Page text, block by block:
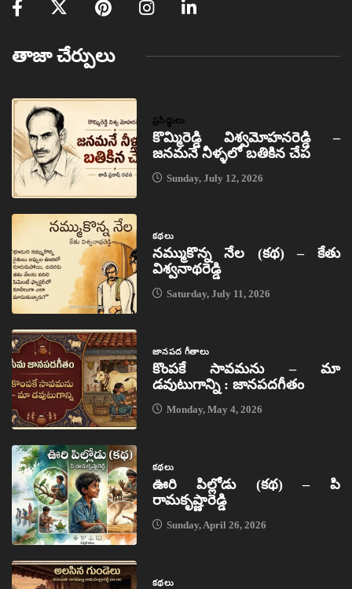
తాజా చేర్పులు
ప్రసిద్ధులు
కొమ్మిరెడ్డి విశ్వమోహనరెడ్డి –
జనమనే నీళ్ళలో బతికిన చేప
Sunday, July 12, 2026
కథలు
నమ్ముకొన్న నేల (కథ) – కేతు
విశ్వనాథరెడ్డి
Saturday, July 11, 2026
జానపద గీతాలు
కొంపకే సావమను – మా
డవుటుగాన్ని : జానపదగీతం
Monday, May 4, 2026
కథలు
ఊరి పిల్లోడు (కథ) – పి
రామకృష్ణారెడ్డి
Sunday, April 26, 2026
కథలు